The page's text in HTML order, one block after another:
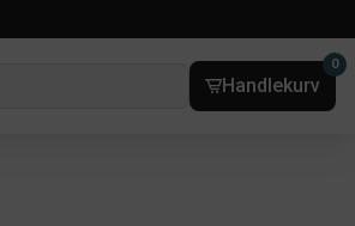
Handlekurv
0